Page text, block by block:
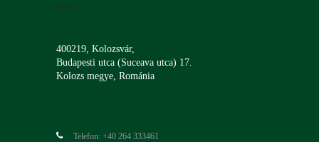
400219, Kolozsvár,
Budapesti utca (Suceava utca) 17.
Kolozs megye, Románia
Telefon: +40 264 333461